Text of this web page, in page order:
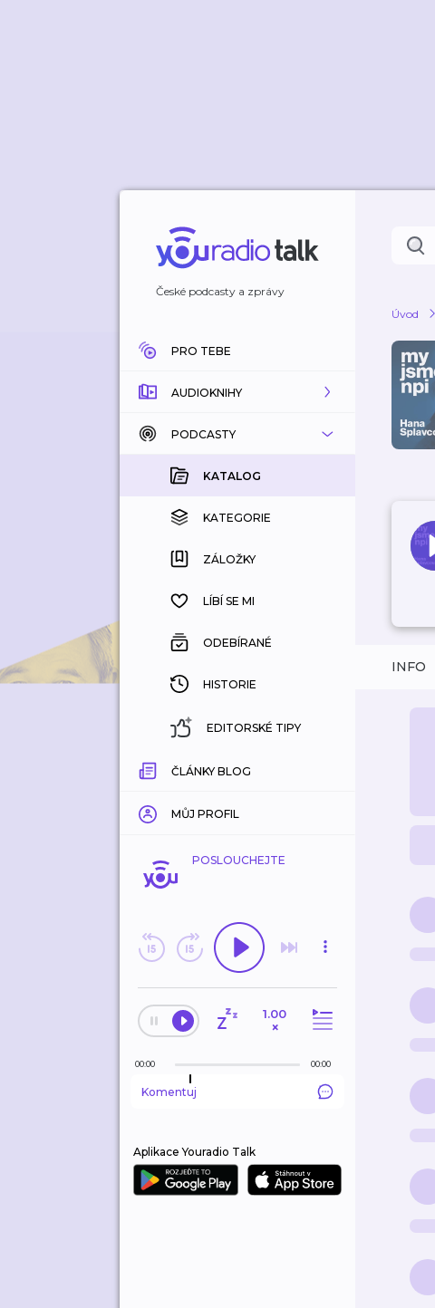
České podcasty a zprávy
PRO TEBE
AUDIOKNIHY
KATALOG
KOUPENÉ
KATEGORIE
ZÁLOŽKY
HISTORIE
PODCASTY
KATALOG
KATEGORIE
ZÁLOŽKY
LÍBÍ SE MI
ODEBÍRANÉ
HISTORIE
EDITORSKÉ TIPY
ČLÁNKY BLOG
MŮJ PROFIL
POSLOUCHEJTE
1.00
×
00:00 00:00
Komentuj
Aplikace Youradio Talk
Úvod
INFO